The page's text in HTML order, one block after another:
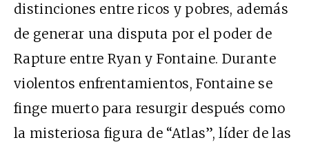
distinciones entre ricos y pobres, además
de generar una disputa por el poder de
Rapture entre Ryan y Fontaine. Durante
violentos enfrentamientos, Fontaine se
finge muerto para resurgir después como
la misteriosa figura de “Atlas”, líder de las